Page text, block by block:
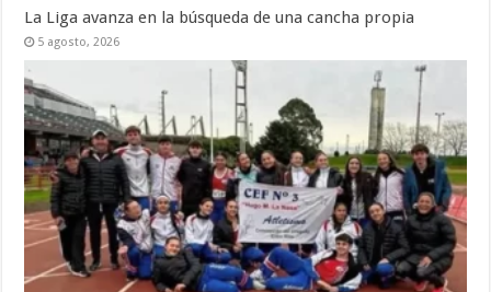
La Liga avanza en la búsqueda de una cancha propia
5 agosto, 2026